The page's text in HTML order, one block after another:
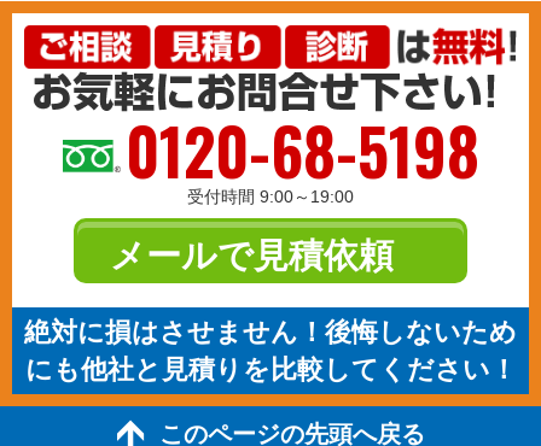
0120-68-5198
受付時間 9:00～19:00
メールで見積依頼
絶対に損はさせません！後悔しないため
にも他社と見積りを比較してください！
このページの先頭へ戻る